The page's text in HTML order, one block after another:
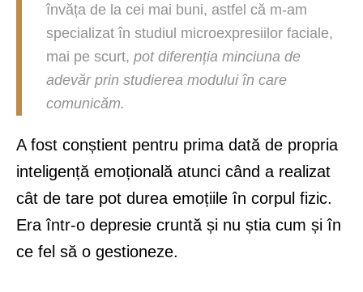
învăța de la cei mai buni, astfel că m-am
specializat în studiul microexpresiilor faciale,
mai pe scurt, pot diferenția minciuna de
adevăr prin studierea modului în care
comunicăm.
A fost conștient pentru prima dată de propria
inteligență emoțională atunci când a realizat
cât de tare pot durea emoțiile în corpul fizic.
Era într-o depresie cruntă și nu știa cum și în
ce fel să o gestioneze.